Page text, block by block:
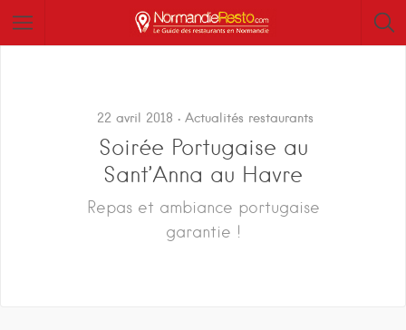
22 avril 2018 Actualités restaurants
Soirée Portugaise au
Sant’Anna au Havre
Repas et ambiance portugaise
garantie !